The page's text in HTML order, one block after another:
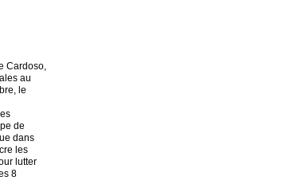
Cardoso,
au
le
de
dans
les
lutter
8